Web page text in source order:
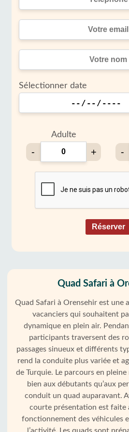
Sélectionner date
Adulte
- + -
Réserver
Quad Safari à
Quad Safari à Orensehir est une
vacanciers qui souhaitent
dynamique en plein air.
participants traversent des
passages sinueux et différents
rend la conduite plus variée et
de Turquie. Le parcours en
bien aux débutants qu’aux
conduit un quad auparavant.
courte présentation est faite
fonctionnement des véhicules